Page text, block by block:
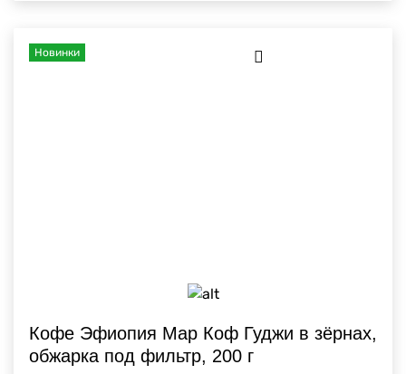
Новинки
Кофе Эфиопия Мар Коф Гуджи в зёрнах,
обжарка под фильтр, 200 г